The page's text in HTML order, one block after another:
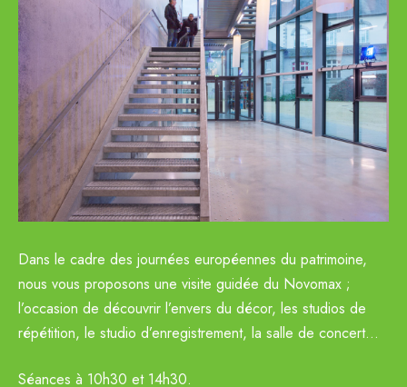
Dans le cadre des journées européennes du patrimoine,
nous vous proposons une visite guidée du Novomax ;
l’occasion de découvrir l’envers du décor, les studios de
répétition, le studio d’enregistrement, la salle de concert…
Séances à 10h30 et 14h30.